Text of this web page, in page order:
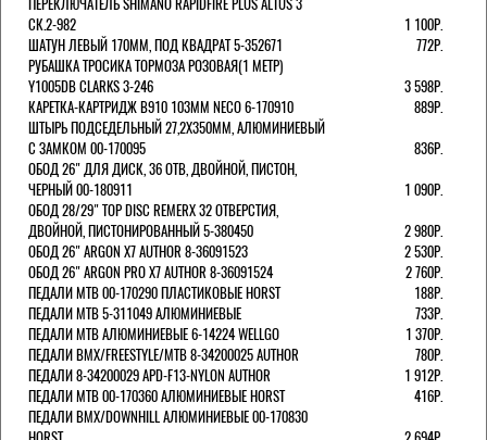
СК.2-982
1 100Р.
ШАТУН ЛЕВЫЙ 170ММ, ПОД КВАДРАТ 5-352671
772Р.
РУБАШКА ТРОСИКА ТОРМОЗА РОЗОВАЯ(1 МЕТР)
Y1005DB CLARKS 3-246
3 598Р.
КАРЕТКА-КАРТРИДЖ B910 103ММ NECO 6-170910
889Р.
ШТЫРЬ ПОДСЕДЕЛЬНЫЙ 27,2Х350ММ, АЛЮМИНИЕВЫЙ
С ЗАМКОМ 00-170095
836Р.
ОБОД 26" ДЛЯ ДИСК, 36 ОТВ, ДВОЙНОЙ, ПИСТОН,
ЧЕРНЫЙ 00-180911
1 090Р.
ОБОД 28/29" TOP DISC REMERX 32 ОТВЕРСТИЯ,
ДВОЙНОЙ, ПИСТОНИРОВАННЫЙ 5-380450
2 980Р.
ОБОД 26" ARGON X7 AUTHOR 8-36091523
2 530Р.
ОБОД 26" ARGON PRO X7 AUTHOR 8-36091524
2 760Р.
ПЕДАЛИ МТВ 00-170290 ПЛАСТИКОВЫЕ HORST
188Р.
ПЕДАЛИ MTB 5-311049 АЛЮМИНИЕВЫЕ
733Р.
ПЕДАЛИ MTB АЛЮМИНИЕВЫЕ 6-14224 WELLGO
1 370Р.
ПЕДАЛИ BMX/FREESTYLE/MTB 8-34200025 AUTHOR
780Р.
ПЕДАЛИ 8-34200029 APD-F13-NYLON AUTHOR
1 912Р.
ПЕДАЛИ МТВ 00-170360 АЛЮМИНИЕВЫЕ HORST
416Р.
ПЕДАЛИ BMX/DOWNHILL АЛЮМИНИЕВЫЕ 00-170830